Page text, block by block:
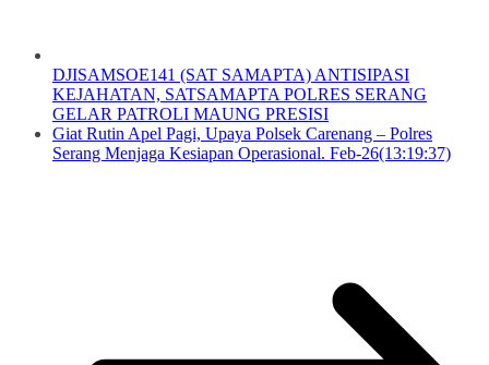
DJISAMSOE141 (SAT SAMAPTA) ANTISIPASI
KEJAHATAN, SATSAMAPTA POLRES SERANG
GELAR PATROLI MAUNG PRESISI
Giat Rutin Apel Pagi, Upaya Polsek Carenang – Polres
Serang Menjaga Kesiapan Operasional. Feb-26(13:19:37)